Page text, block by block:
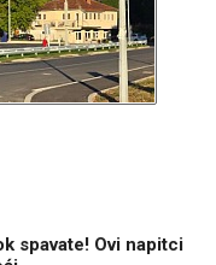
spavate! Ovi napitci